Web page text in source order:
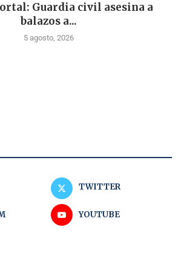
Guardia civil asesina a
balazos a...
5 agosto, 2026
TWITTER
YOUTUBE